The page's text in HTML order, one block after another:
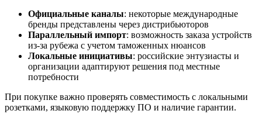
Официальные каналы: некоторые международные
бренды представлены через дистрибьюторов
Параллельный импорт: возможность заказа устройств
из-за рубежа с учетом таможенных нюансов
Локальные инициативы: российские энтузиасты и
организации адаптируют решения под местные
потребности
При покупке важно проверять совместимость с локальными
розетками, языковую поддержку ПО и наличие гарантии.